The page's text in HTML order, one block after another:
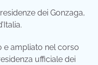
dei Gonzaga,
e ampliato nel corso
ufficiale dei